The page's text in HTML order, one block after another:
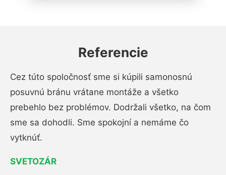
Referencie
Cez túto spoločnosť sme si kúpili samonosnú
posuvnú bránu vrátane montáže a všetko
prebehlo bez problémov. Dodržali všetko, na čom
sme sa dohodli. Sme spokojní a nemáme čo
vytknúť.
SVETOZÁR